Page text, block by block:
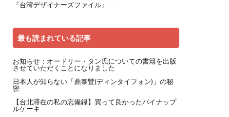
『台湾デザイナーズファイル』
最も読まれている記事
お知らせ：オードリー・タン氏についての書籍を出版
させていただくことになりました
日本人が知らない「鼎泰豐(ディンタイフォン)」の秘
密
【台北滞在の私の忘備録】買って良かったパイナップ
ルケーキ